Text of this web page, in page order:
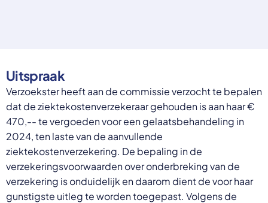
Overheid moet proactief
ondersteuning bieden bij schulden, niet
straffen
Schrap de opslag op de zorgpremie voor mensen die
niet kunnen betalen en bied proactieve
ondersteuning, zoals automatische zorgtoeslag. Zo
voorkomt de overheid schulden, vermindert stress
en blijft noodzakelijke zorg toegankelijk.
Lees meer
български
Українська
русский
Espanol
Francais
Uitspraak
Verzoekster heeft aan de commissie verzocht te bepalen
dat de ziektekostenverzekeraar gehouden is aan haar €
470,-- te vergoeden voor een gelaatsbehandeling in
2024, ten laste van de aanvullende
ziektekostenverzekering. De bepaling in de
verzekeringsvoorwaarden over onderbreking van de
verzekering is onduidelijk en daarom dient de voor haar
gunstigste uitleg te worden toegepast. Volgens de